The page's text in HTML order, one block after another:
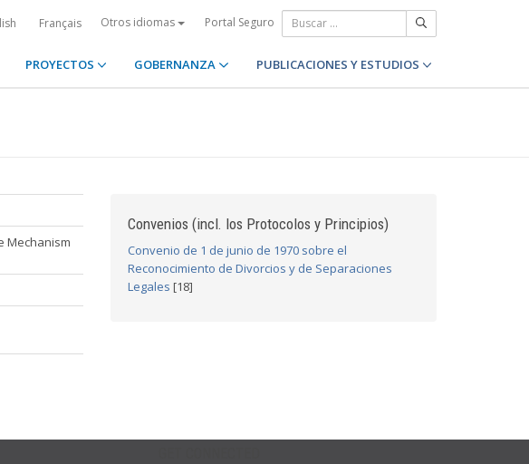
Français Otros idiomas Portal Seguro
PROYECTOS GOBERNANZA PUBLICACIONES Y ESTUDIOS
Mechanism
Convenios (incl. los Protocolos y Principios)
Convenio de 1 de junio de 1970 sobre el
Reconocimiento de Divorcios y de Separaciones
Legales [18]